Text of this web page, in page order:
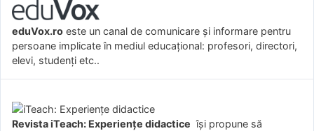
eduVox.ro este un canal de comunicare și informare pentru
persoane implicate în mediul educațional: profesori, directori,
elevi, studenți etc..
Revista iTeach: Experienţe didactice îşi propune să